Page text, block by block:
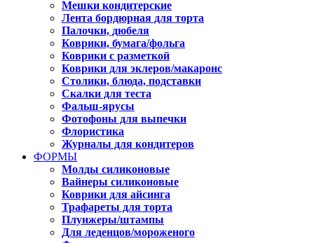
Мешки кондитерские
Лента бордюрная для торта
Палочки, дюбеля
Коврики, бумага/фольга
Коврики с разметкой
Коврики для эклеров/макаронс
Столики, блюда, подставки
Скалки для теста
Фальш-ярусы
Фотофоны для выпечки
Флористика
Журналы для кондитеров
ФОРМЫ
Молды силиконовые
Вайнеры силиконовые
Коврики для айсинга
Трафареты для торта
Плунжеры/штампы
Для леденцов/мороженого